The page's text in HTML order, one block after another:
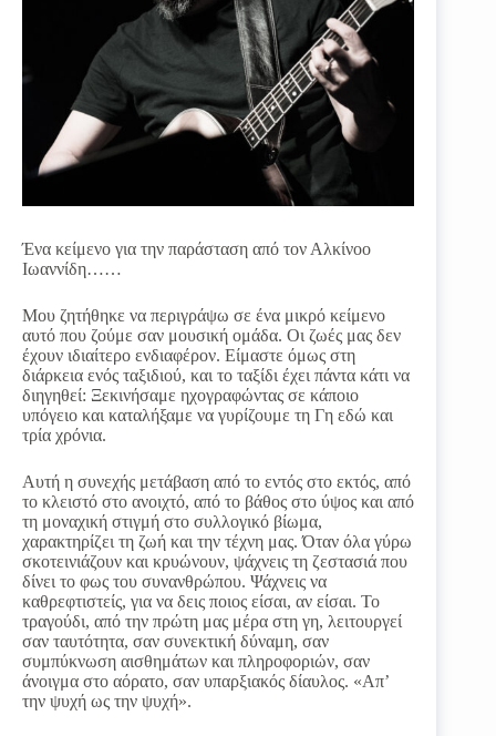
Ένα κείμενο για την παράσταση από τον Αλκίνοο
Ιωαννίδη……
Μου ζητήθηκε να περιγράψω σε ένα μικρό κείμενο
αυτό που ζούμε σαν μουσική ομάδα. Οι ζωές μας δεν
έχουν ιδιαίτερο ενδιαφέρον. Είμαστε όμως στη
διάρκεια ενός ταξιδιού, και το ταξίδι έχει πάντα κάτι να
διηγηθεί: Ξεκινήσαμε ηχογραφώντας σε κάποιο
υπόγειο και καταλήξαμε να γυρίζουμε τη Γη εδώ και
τρία χρόνια.
Αυτή η συνεχής μετάβαση από το εντός στο εκτός, από
το κλειστό στο ανοιχτό, από το βάθος στο ύψος και από
τη μοναχική στιγμή στο συλλογικό βίωμα,
χαρακτηρίζει τη ζωή και την τέχνη μας. Όταν όλα γύρω
σκοτεινιάζουν και κρυώνουν, ψάχνεις τη ζεστασιά που
δίνει το φως του συνανθρώπου. Ψάχνεις να
καθρεφτιστείς, για να δεις ποιος είσαι, αν είσαι. Το
τραγούδι, από την πρώτη μας μέρα στη γη, λειτουργεί
σαν ταυτότητα, σαν συνεκτική δύναμη, σαν
συμπύκνωση αισθημάτων και πληροφοριών, σαν
άνοιγμα στο αόρατο, σαν υπαρξιακός δίαυλος. «Απ’
την ψυχή ως την ψυχή».